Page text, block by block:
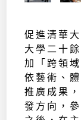
促進清華
大學二十
加「跨領
依藝術、
推廣成果
發方向，